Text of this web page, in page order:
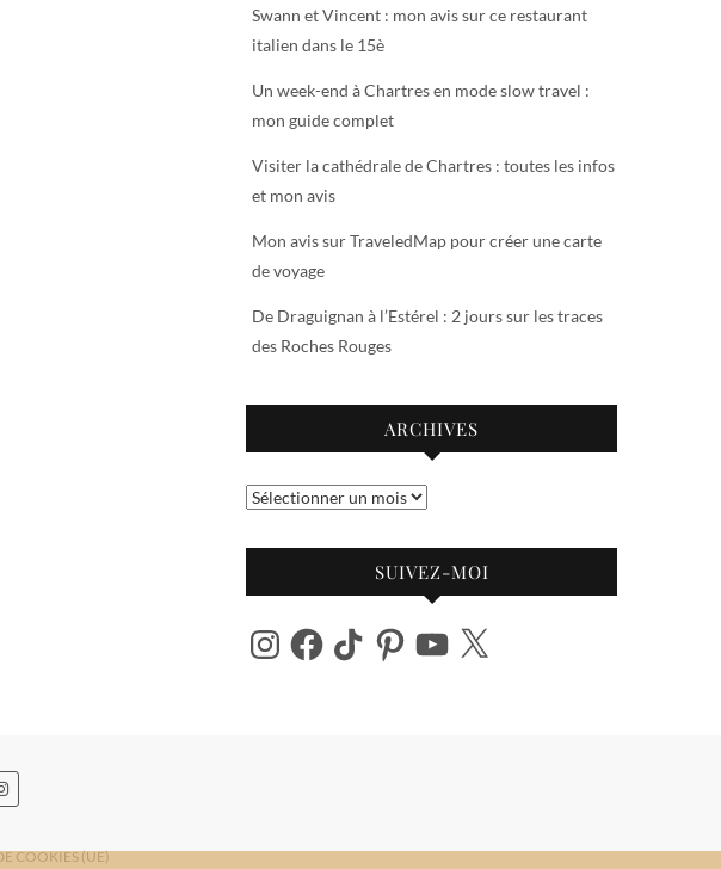
Swann et Vincent : mon avis sur ce restaurant
italien dans le 15è
Un week-end à Chartres en mode slow travel :
mon guide complet
Visiter la cathédrale de Chartres : toutes les infos
et mon avis
Mon avis sur TraveledMap pour créer une carte
de voyage
De Draguignan à l’Estérel : 2 jours sur les traces
des Roches Rouges
ARCHIVES
Archives
SUIVEZ-MOI
InstagramFacebook
TikTok PinterestYouTube
X
COOKIES (UE)